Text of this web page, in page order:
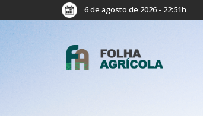
6 de agosto de 2026 - 22:51h